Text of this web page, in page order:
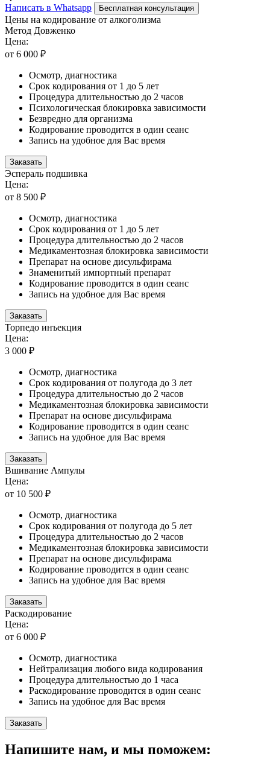
Написать в Whatsapp
Бесплатная консультация
Цены на кодирование от алкоголизма
Метод Довженко
Цена:
от 6 000 ₽
Осмотр, диагностика
Срок кодирования от 1 до 5 лет
Процедура длительностью до 2 часов
Психологическая блокировка зависимости
Безвредно для организма
Кодирование проводится в один сеанс
Запись на удобное для Вас время
Заказать
Эспераль подшивка
Цена:
от 8 500 ₽
Осмотр, диагностика
Срок кодирования от 1 до 5 лет
Процедура длительностью до 2 часов
Медикаментозная блокировка зависимости
Препарат на основе дисульфирама
Знаменитый импортный препарат
Кодирование проводится в один сеанс
Запись на удобное для Вас время
Заказать
Торпедо инъекция
Цена:
3 000 ₽
Осмотр, диагностика
Срок кодирования от полугода до 3 лет
Процедура длительностью до 2 часов
Медикаментозная блокировка зависимости
Препарат на основе дисульфирама
Кодирование проводится в один сеанс
Запись на удобное для Вас время
Заказать
Вшивание Ампулы
Цена:
от 10 500 ₽
Осмотр, диагностика
Срок кодирования от полугода до 5 лет
Процедура длительностью до 2 часов
Медикаментозная блокировка зависимости
Препарат на основе дисульфирама
Кодирование проводится в один сеанс
Запись на удобное для Вас время
Заказать
Раскодирование
Цена:
от 6 000 ₽
Осмотр, диагностика
Нейтрализация любого вида кодирования
Процедура длительностью до 1 часа
Раскодирование проводится в один сеанс
Запись на удобное для Вас время
Заказать
Напишите нам, и мы поможем: